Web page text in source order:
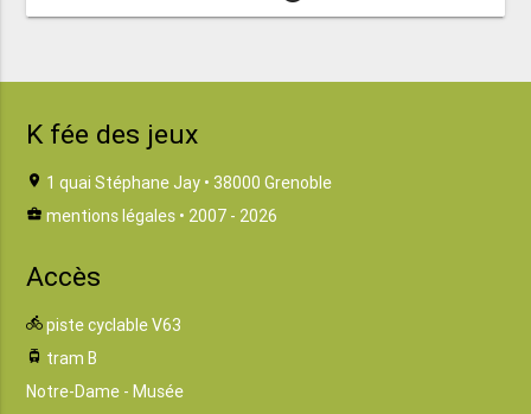
K fée des jeux
location_on 1 quai Stéphane Jay • 38000 Grenoble
business_center mentions légales • 2007 - 2026
Accès
directions_bike piste cyclable V63
tram tram B
Notre-Dame - Musée